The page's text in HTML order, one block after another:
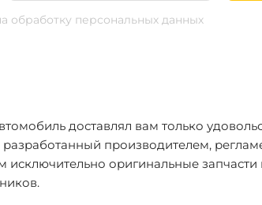
обработку персональных данных
доставлял вам только
производителем,
исключительно оригинальные